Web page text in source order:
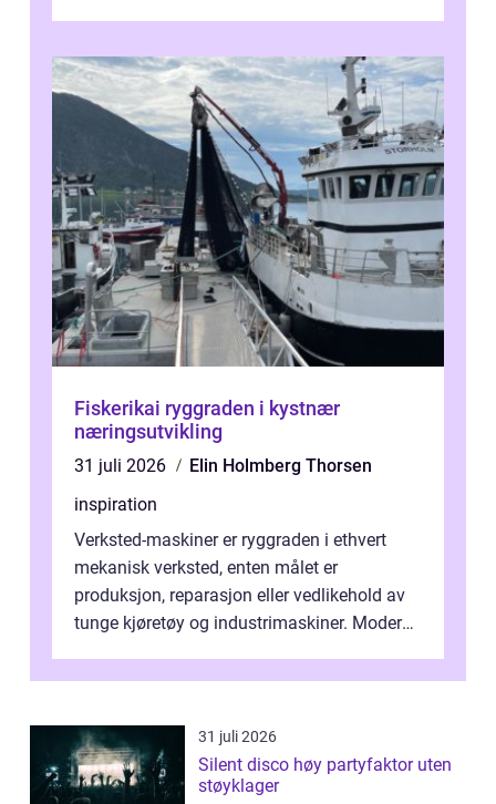
Fiskerikai ryggraden i kystnær
næringsutvikling
31 juli 2026
Elin Holmberg Thorsen
inspiration
Verksted-maskiner er ryggraden i ethvert
mekanisk verksted, enten målet er
produksjon, reparasjon eller vedlikehold av
tunge kjøretøy og industrimaskiner. Moderne
31 juli 2026
Silent disco høy partyfaktor uten
støyklager